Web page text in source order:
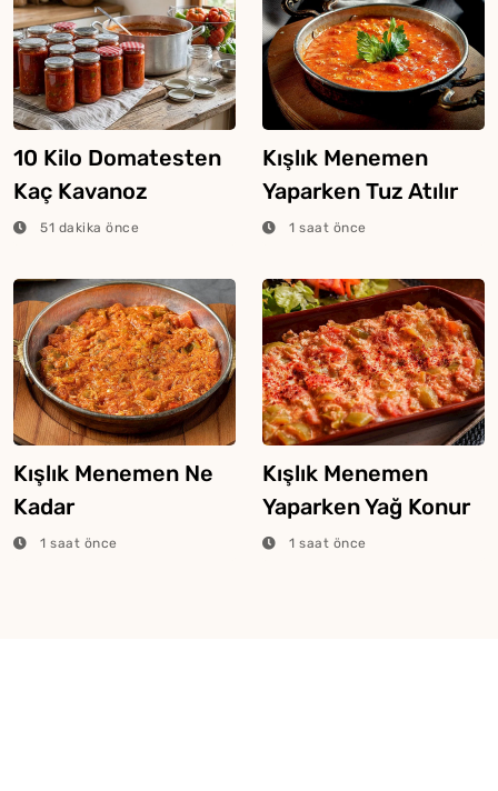
10 Kilo Domatesten
Kaç Kavanoz
Menemen Çıkar?
51 dakika önce
Kışlık Menemen
Yaparken Tuz Atılır
Mı?1 saat önce
Kışlık Menemen Ne
Kadar
Kaynatılmalıdır?
1 saat önce
Kışlık Menemen
Yaparken Yağ Konur
Mu?1 saat önce